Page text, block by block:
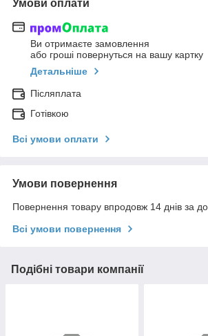
Умови оплати
Ви отримаєте замовлення
або гроші повернуться на вашу картку
Детальніше
Післяплата
Готівкою
Всі умови оплати
Умови повернення
Повернення товару впродовж 14 днів за
Всі умови повернення
Подібні товари компанії